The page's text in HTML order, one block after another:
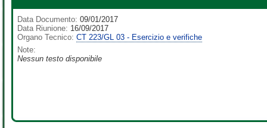
Data Documento: 09/01/2017
Data Riunione: 16/09/2017
Organo Tecnico: CT 223/GL 03 - Esercizio e verifiche
Note:
Nessun testo disponibile